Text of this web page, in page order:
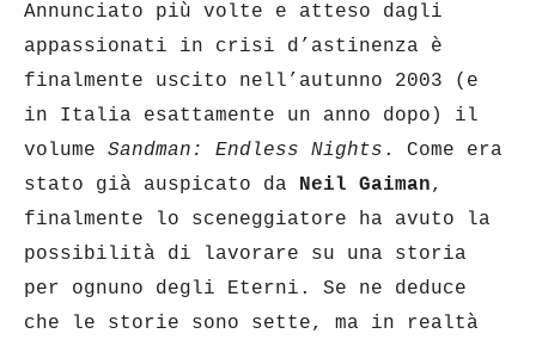
Annunciato più volte e atteso dagli
appassionati in crisi d’astinenza è
finalmente uscito nell’autunno 2003 (e
in Italia esattamente un anno dopo) il
volume Sandman: Endless Nights . Come era
stato già auspicato da Neil Gaiman,
finalmente lo sceneggiatore ha avuto la
possibilità di lavorare su una storia
per ognuno degli Eterni. Se ne deduce
che le storie sono sette, ma in realtà